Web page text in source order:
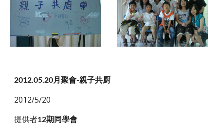
2012.05.20月聚會-親子共厨
2012/5/20
提供者12期同學會